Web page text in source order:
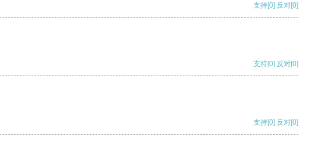
支持[0] 反对[0]
支持[0] 反对[0]
支持[0] 反对[0]